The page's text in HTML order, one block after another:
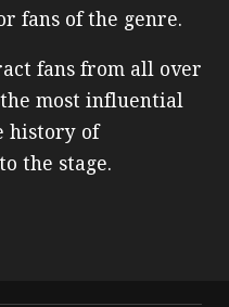
fans of the genre.
fans from all over
the most influential
history of
the stage.